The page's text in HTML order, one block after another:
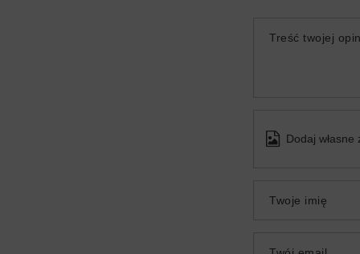
Treść twojej
Dodaj
Twoje imię